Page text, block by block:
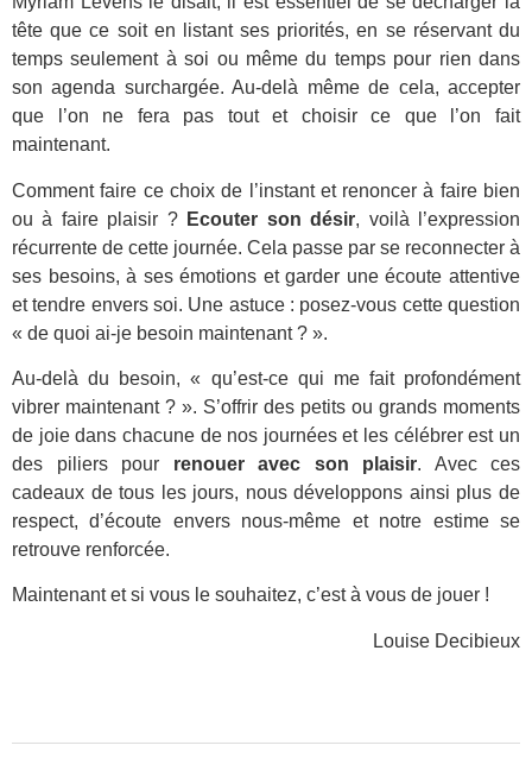
tête que ce soit en listant ses priorités, en se réservant du
temps seulement à soi ou même du temps pour rien dans
son agenda surchargée. Au-delà même de cela, accepter
que l’on ne fera pas tout et choisir ce que l’on fait
maintenant.
Comment faire ce choix de l’instant et renoncer à faire bien
ou à faire plaisir ? Ecouter son désir, voilà l’expression
récurrente de cette journée. Cela passe par se reconnecter à
ses besoins, à ses émotions et garder une écoute attentive
et tendre envers soi. Une astuce : posez-vous cette question
« de quoi ai-je besoin maintenant ? ».
Au-delà du besoin, « qu’est-ce qui me fait profondément
vibrer maintenant ? ». S’offrir des petits ou grands moments
de joie dans chacune de nos journées et les célébrer est un
des piliers pour renouer avec son plaisir. Avec ces
cadeaux de tous les jours, nous développons ainsi plus de
respect, d’écoute envers nous-même et notre estime se
retrouve renforcée.
Maintenant et si vous le souhaitez, c’est à vous de jouer !
Louise Decibieux